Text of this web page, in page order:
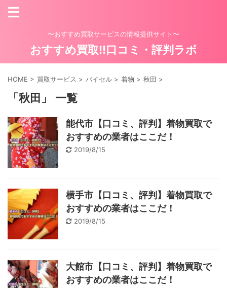
〜おすすめ買取サービスの情報提供サイト〜
おすすめ買取!!口コミ・評判ラボ
HOME > 買取サービス > バイセル > 着物 > 秋田 >
「秋田」 一覧
能代市【口コミ、評判】着物買取で
おすすめの業者はここだ！
2019/8/15
横手市【口コミ、評判】着物買取で
おすすめの業者はここだ！
2019/8/15
大館市【口コミ、評判】着物買取で
おすすめの業者はここだ！